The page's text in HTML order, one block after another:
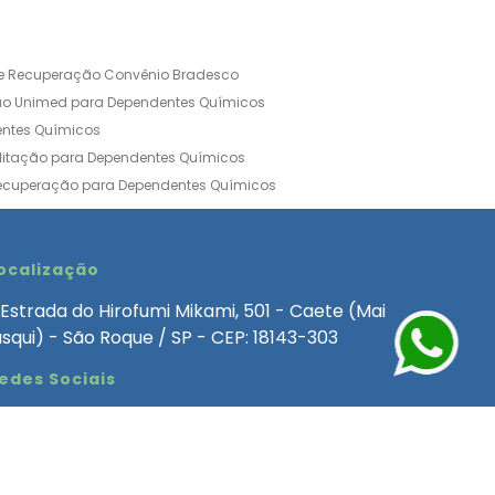
Recuperação Convênio Bradesco
Unimed para Dependentes Químicos
Químicos
para Dependentes Químicos
para Dependentes Químicos
Convênio Médico SulAmérica
de Recuperação Alcoolismo
Clínica de Recuperação para Alcoólatra
Químicos
Clinica Dependencia Quimica
para Dependentes Quimicos
Químicos Particular
Estrada do Hirofumi Mikami, 501 - Caete (Mai
- São Roque / SP - CEP: 18143-303
Sociais